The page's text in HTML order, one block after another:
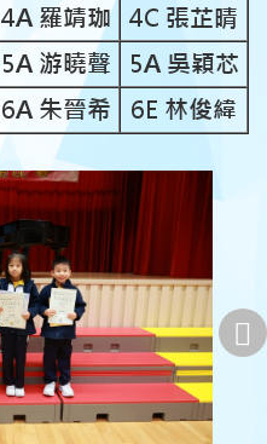
4A 羅靖珈 4C 張芷晴
5A 游曉聲
5A 吳穎芯
6A 朱晉希 6E 林俊緯